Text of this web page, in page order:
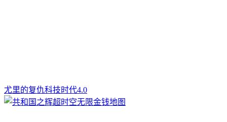
尤里的复仇科技时代4.0